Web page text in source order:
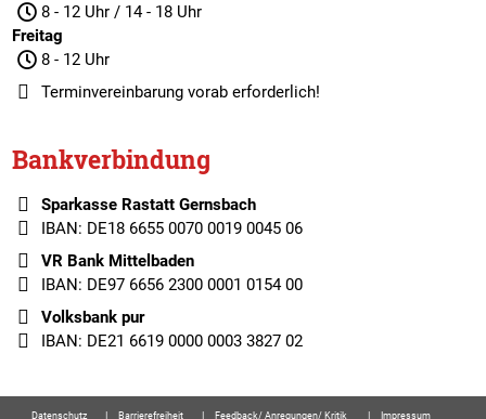
8 - 12 Uhr / 14 - 18 Uhr
Freitag
8 - 12 Uhr
Terminvereinbarungvorab erforderlich!
Bankverbindung
Sparkasse Rastatt Gernsbach
IBAN: DE18 6655 0070 0019 0045 06
VR Bank Mittelbaden
IBAN: DE97 6656 2300 0001 0154 00
Volksbank pur
IBAN: DE21 6619 0000 0003 3827 02
Datenschutz Barrierefreiheit Feedback/ Anregungen/ Kritik Impressum